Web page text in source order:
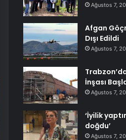
Ağustos 7,
Afgan
Dışı Edildi
Ağustos 7,
İnşası
Ağustos 7,
‘İyilik
doğdu’
Ağustos 7,